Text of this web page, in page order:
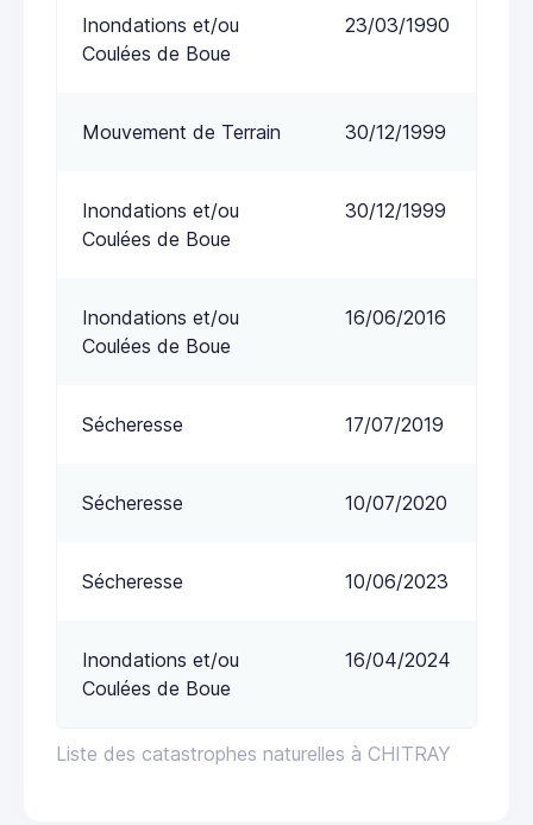
Liste des catastrophes naturelles à CHITRAY
Inondations et/ou
Coulées de Boue
23/03/1990
Mouvement de Terrain 30/12/1999
Inondations et/ou
Coulées de Boue
30/12/1999
Inondations et/ou
Coulées de Boue
16/06/2016
Sécheresse 17/07/2019
Sécheresse 10/07/2020
Sécheresse 10/06/2023
Inondations et/ou
Coulées de Boue
16/04/2024